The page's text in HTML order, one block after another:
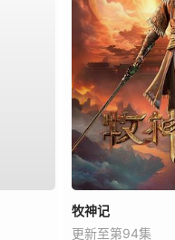
牧神记
更新至第94集